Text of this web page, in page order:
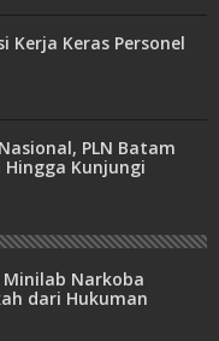
Kerja Keras Personel
PLN Batam
Kunjungi
Narkoba
dari Hukuman